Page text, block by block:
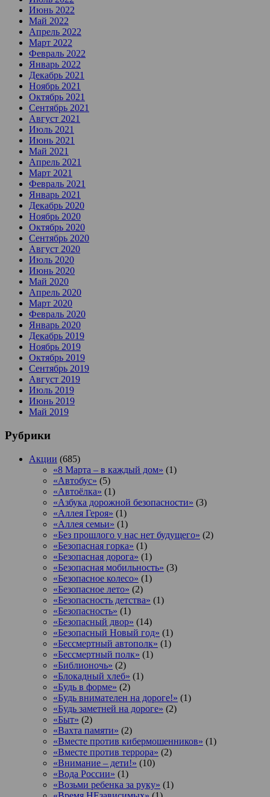
Июнь 2022
Май 2022
Апрель 2022
Март 2022
Февраль 2022
Январь 2022
Декабрь 2021
Ноябрь 2021
Октябрь 2021
Сентябрь 2021
Август 2021
Июль 2021
Июнь 2021
Май 2021
Апрель 2021
Март 2021
Февраль 2021
Январь 2021
Декабрь 2020
Ноябрь 2020
Октябрь 2020
Сентябрь 2020
Август 2020
Июль 2020
Июнь 2020
Май 2020
Апрель 2020
Март 2020
Февраль 2020
Январь 2020
Декабрь 2019
Ноябрь 2019
Октябрь 2019
Сентябрь 2019
Август 2019
Июль 2019
Июнь 2019
Май 2019
Рубрики
Акции (685)
«8 Марта – в каждый дом» (1)
«Автобус» (5)
«Автоёлка» (1)
«Азбука дорожной безопасности» (3)
«Аллея Героя» (1)
«Аллея семьи» (1)
«Без прошлого у нас нет будущего» (2)
«Безопасная горка» (1)
«Безопасная дорога» (1)
«Безопасная мобильность» (3)
«Безопасное колесо» (1)
«Безопасное лето» (2)
«Безопасность детства» (1)
«Безопасность» (1)
«Безопасный двор» (14)
«Безопасный Новый год» (1)
«Бессмертный автополк» (1)
«Бессмертный полк» (1)
«Библионочь» (2)
«Блокадный хлеб» (1)
«Будь в форме» (2)
«Будь внимателен на дороге!» (1)
«Будь заметней на дороге» (2)
«Быт» (2)
«Вахта памяти» (2)
«Вместе против кибермошенников» (1)
«Вместе против террора» (2)
«Внимание – дети!» (10)
«Вода России» (1)
«Возьми ребенка за руку» (1)